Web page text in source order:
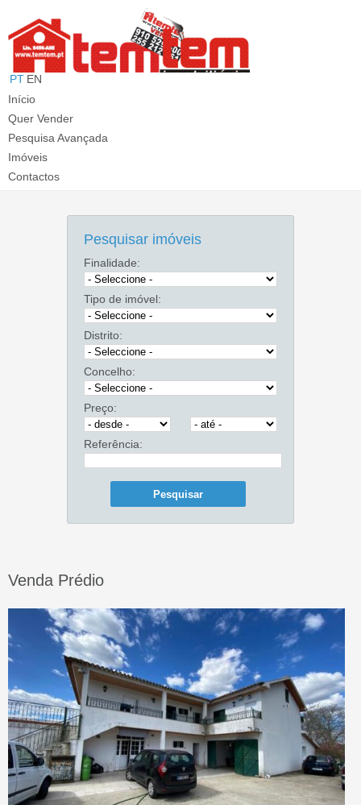
PT EN
Início
Quer Vender
Pesquisa Avançada
Imóveis
Contactos
Pesquisar imóveis
Finalidade:
Tipo de imóvel:
Distrito:
Concelho:
Preço:
Referência:
Venda Prédio